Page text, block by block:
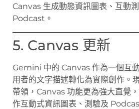
Canvas 生成動態資訊圖表、互動
Podcast。
5. Canvas 更新
Gemini 中的 Canvas 作為一個互
用者的文字描述轉化為實際創作。
帶領，Canvas 功能更為強大直覺
作互動式資訊圖表、測驗及